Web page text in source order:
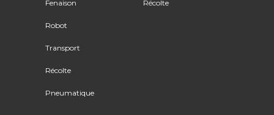
Fenaison
Robot
Transport
Récolte
Pneumatique
Récolte